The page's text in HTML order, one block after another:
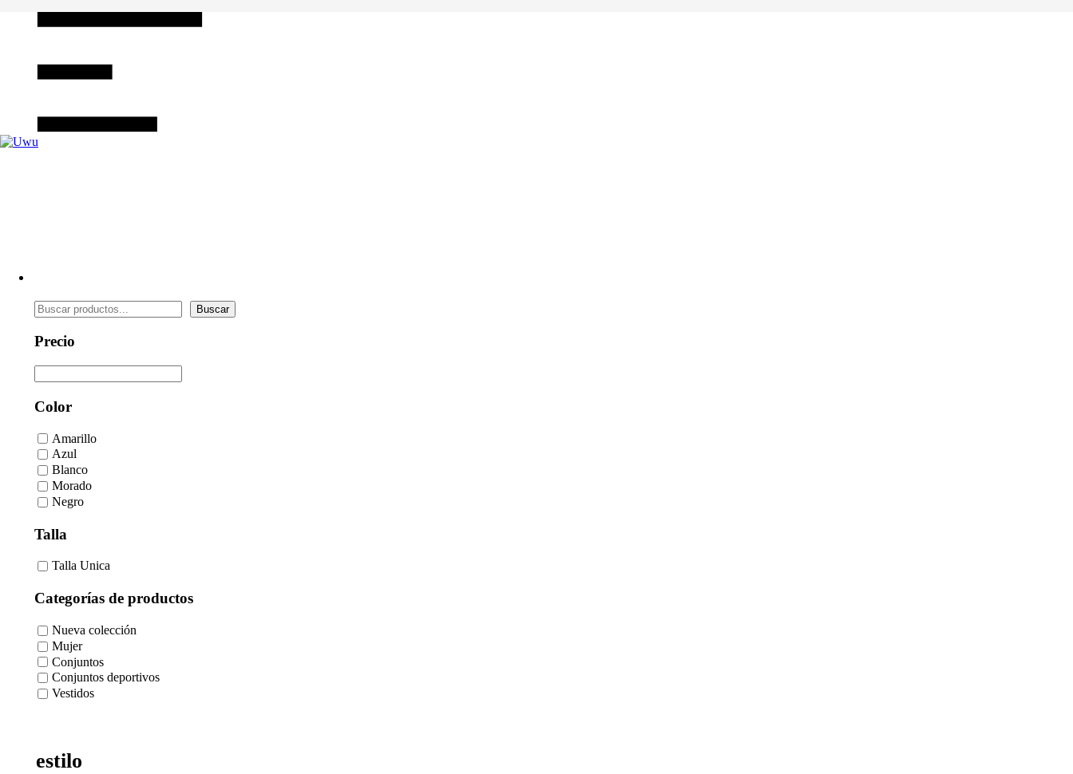
Buscar
Precio
Color
Amarillo
Azul
Blanco
Morado
Negro
Talla
Talla Unica
Categorías de productos
Nueva colección
Mujer
Conjuntos
Conjuntos deportivos
Vestidos
estilo